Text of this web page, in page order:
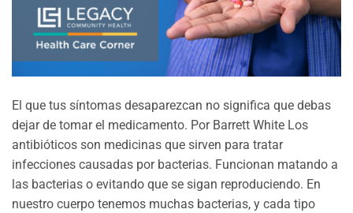
El que tus síntomas desaparezcan no significa que debas
dejar de tomar el medicamento. Por Barrett White Los
antibióticos son medicinas que sirven para tratar
infecciones causadas por bacterias. Funcionan matando a
las bacterias o evitando que se sigan reproduciendo. En
nuestro cuerpo tenemos muchas bacterias, y cada tipo